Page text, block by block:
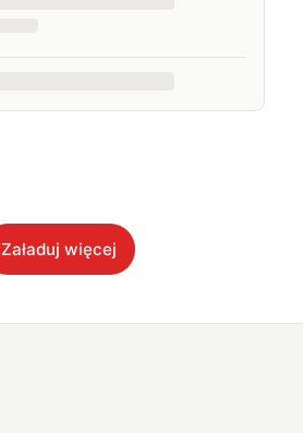
Załaduj więcej